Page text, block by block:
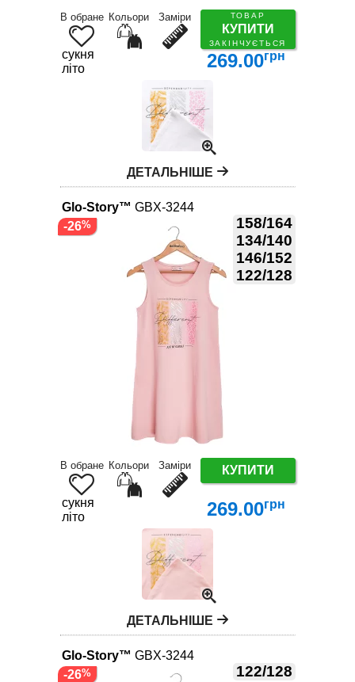
В обране Кольори Заміри ТОВАР
КУПИТИ
ЗАКІНЧУЄТЬСЯ
сукня
літо
269.00грн
ДЕТАЛЬНІШЕ
Glo-Story™ GBX-3244
158/164
134/140
146/152
122/128
В обране Кольори Заміри КУПИТИ
сукня
літо
269.00грн
-26
ДЕТАЛЬНІШЕ
Glo-Story™ GBX-3244
122/128
-26